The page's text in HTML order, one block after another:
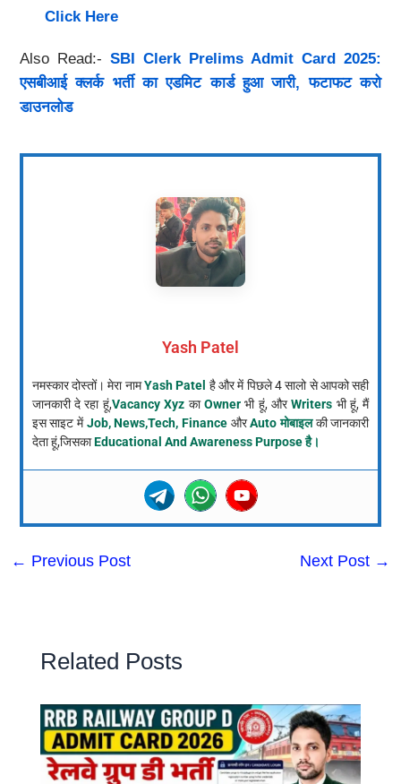
Click Here
Also Read:- SBI Clerk Prelims Admit Card 2025:
एसबीआई क्लर्क भर्ती का एडमिट कार्ड हुआ जारी, फटाफट करो
डाउनलोड
Yash Patel
नमस्कार दोस्तों। मेरा नामYash Patel है और में पिछले 4 सालो से आपको सही
जानकारी दे रहा हूं,Vacancy Xyz काOwnerभी हूं, औरWriters भी हूं, मैं
इस साइट मेंJob, News,Tech, Finance औरAuto मोबाइलकी जानकारी
देता हूं,जिसकाEducational And Awareness Purpose है।
← Previous Post Next Post →
Related Posts